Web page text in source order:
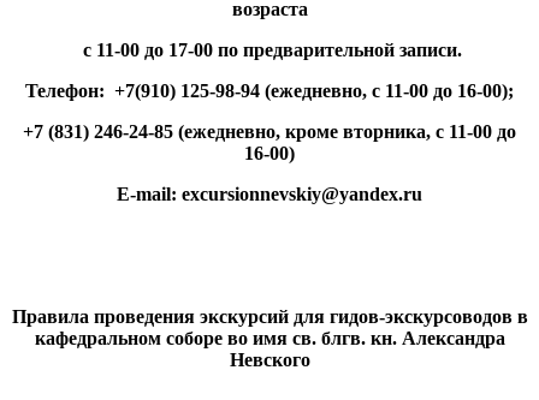
возраста
с 11-00 до 17-00 по предварительной записи.
Телефон: +7(910) 125-98-94 (ежедневно, с 11-00 до 16-00);
+7 (831) 246-24-85 (ежедневно, кроме вторника, с 11-00 до
16-00)
E-mail: excursionnevskiy@yandex.ru
Правила проведения экскурсий для гидов-экскурсоводов в
кафедральном соборе во имя св. блгв. кн. Александра
Невского